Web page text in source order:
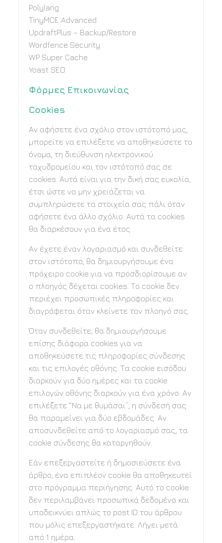
Polylang
TinyMCE Advanced
UpdraftPlus – Backup/Restore
Wordfence Security
WP Super Cache
Yoast SEO
Φόρμες Επικοινωνίας
Cookies
Αν αφήσετε ένα σχόλιο στον ιστότοπό μας,
μπορείτε να επιλέξετε να αποθηκεύσετε το
όνομα, τη διεύθυνση ηλεκτρονικού
ταχυδρομείου και τον ιστότοπό σας σε
cookies. Αυτά είναι για την δική σας ευκολία,
έτσι ώστε να μην χρειάζεται να
συμπληρώσετε τα στοιχεία σας πάλι όταν
αφήσετε ένα άλλο σχόλιο. Αυτά τα cookies
θα διαρκέσουν για ένα έτος.
Αν έχετε έναν λογαριασμό και συνδεθείτε
στον ιστότοπο, θα δημιουργήσουμε ένα
πρόχειρο cookie για να προσδιορίσουμε αν
ο πλοηγός δέχεται cookies. Το cookie δεν
περιέχει προσωπικές πληροφορίες και
διαγράφεται όταν κλείνετε τον πλοηγό σας.
Όταν συνδεθείτε, θα δημιουργήσουμε
επίσης διάφορα cookies για να
αποθηκεύσετε τις πληροφορίες σύνδεσης
και τις επιλογές οθόνης. Τα cookie εισόδου
διαρκούν για δύο ημέρες και τα cookie
επιλογών οθόνης διαρκούν για ένα χρόνο. Αν
επιλέξετε “Να με θυμάσαι”, η σύνδεσή σας
θα παραμείνει για δύο εβδομάδες. Αν
αποσυνδεθείτε από το λογαριασμό σας, τα
cookie σύνδεσης θα καταργηθούν.
Εάν επεξεργαστείτε ή δημοσιεύσετε ένα
άρθρο, ένα επιπλέον cookie θα αποθηκευτεί
στο πρόγραμμα περιήγησης. Αυτό το cookie
δεν περιλαμβάνει προσωπικά δεδομένα και
υποδεικνύει απλώς το post ID του άρθρου
που μόλις επεξεργαστήκατε. Λήγει μετά
από 1 ημέρα.